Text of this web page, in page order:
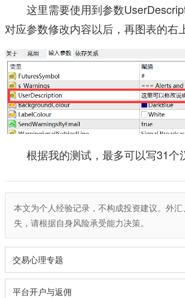
这里需要使用到参数
对应参数修改内容以后，再图表的右
根据我的测试，最多可以写31个
本文为个人经验记录，不构成投资建议。外
失，请根据自身风险承受能力决策。
交易心理专题
平台开户与返佣